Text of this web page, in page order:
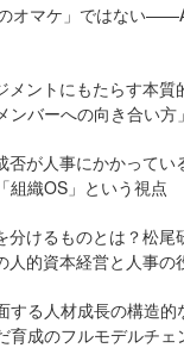
オマケ」ではない
メントにもたらす本質
ンバーへの向き合い方」
否が人事にかかってい
組織OS」という視点
分けるものとは？松尾
人的資本経営と人事の
する人材成長の構造
育成のフルモデルチェ